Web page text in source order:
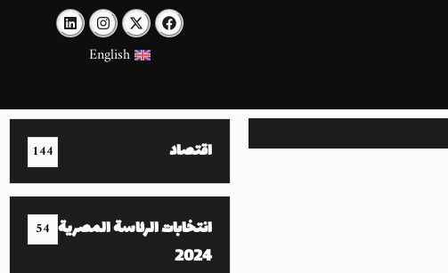
English
اقتصاد 144
انتخابات الرئاسة المصرية
2024
54